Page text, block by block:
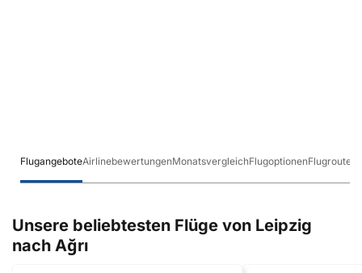
FlugangeboteAirlinebewertungenMonatsvergleichFlugoptionenFlugrouten
Unsere beliebtesten Flüge von Leipzig
nach Ağrı